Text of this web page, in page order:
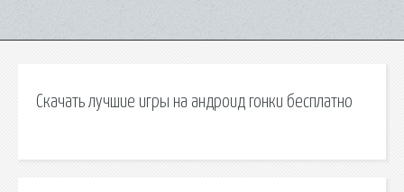
Скачать лучшие игры на андроид гонки бесплатно